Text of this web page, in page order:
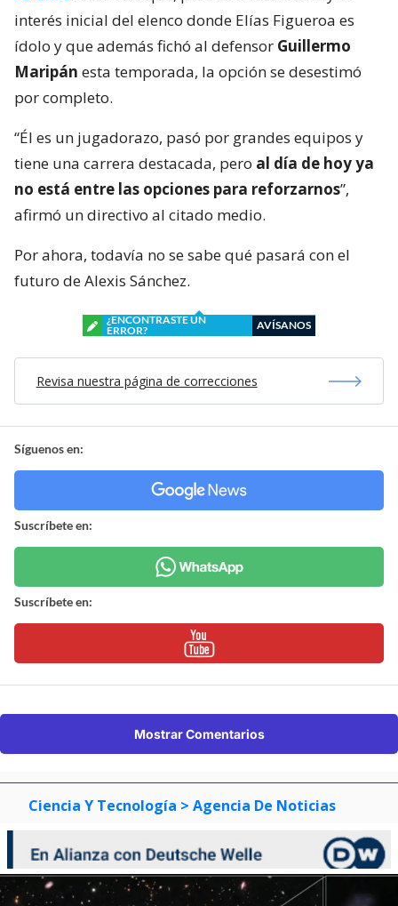
interés inicial del elenco donde Elías Figueroa es
ídolo y que además fichó al defensor Guillermo
Maripán esta temporada, la opción se desestimó
por completo.
“Él es un jugadorazo, pasó por grandes equipos y
tiene una carrera destacada, pero al día de hoy ya
no está entre las opciones para reforzarnos”,
afirmó un directivo al citado medio.
Por ahora, todavía no se sabe qué pasará con el
futuro de Alexis Sánchez.
¿ENCONTRASTE UN
ERROR?
AVÍSANOS
Revisa nuestra página de correcciones
Síguenos en:
Suscríbete en:
Suscríbete en:
Mostrar Comentarios
Ciencia Y Tecnología > Agencia De Noticias